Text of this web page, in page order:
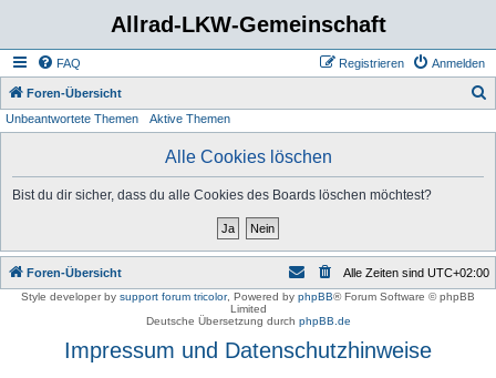
Allrad-LKW-Gemeinschaft
FAQ Anmelden
Registrieren
Foren-Übersicht
Unbeantwortete Themen Aktive Themen
Alle Cookies löschen
Bist du dir sicher, dass du alle Cookies des Boards löschen möchtest?
Foren-Übersicht Alle Zeiten sind UTC+02:00
Style developer by support forum tricolor, Powered by phpBB® Forum Software © phpBB
Limited
Deutsche Übersetzung durch phpBB.de
Impressum und Datenschutzhinweise